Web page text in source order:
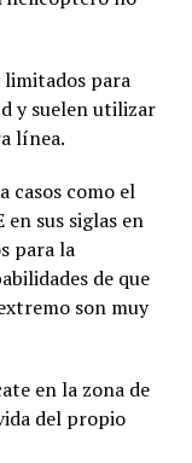
para
y suelen utilizar
línea.
casos como el
sus siglas en
para la
de que
son muy
en la zona de
del propio